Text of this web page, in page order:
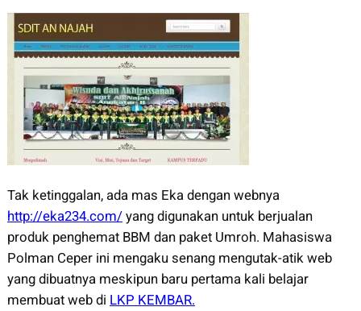
Tak ketinggalan, ada mas Eka dengan webnya
http://eka234.com/yang digunakan untuk berjualan
produk penghemat BBM dan paket Umroh. Mahasiswa
Polman Ceper ini mengaku senang mengutak-atik web
yang dibuatnya meskipun baru pertama kali belajar
membuat web di LKP KEMBAR.